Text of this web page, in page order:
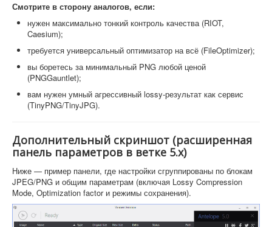
Смотрите в сторону аналогов, если:
нужен максимально тонкий контроль качества (RIOT,
Caesium);
требуется универсальный оптимизатор на всё (FileOptimizer);
вы боретесь за минимальный PNG любой ценой
(PNGGauntlet);
вам нужен умный агрессивный lossy-результат как сервис
(TinyPNG/TinyJPG).
Дополнительный скриншот (расширенная
панель параметров в ветке 5.x)
Ниже — пример панели, где настройки сгруппированы по блокам
JPEG/PNG и общим параметрам (включая Lossy Compression
Mode, Optimization factor и режимы сохранения).